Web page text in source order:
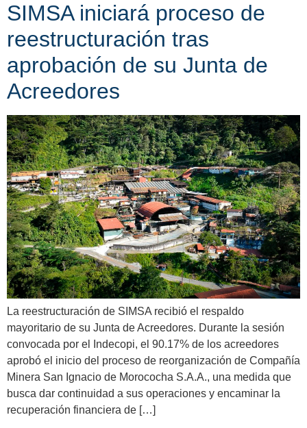
SIMSA iniciará proceso de
reestructuración tras
aprobación de su Junta de
Acreedores
La reestructuración de SIMSA recibió el respaldo
mayoritario de su Junta de Acreedores. Durante la sesión
convocada por el Indecopi, el 90.17% de los acreedores
aprobó el inicio del proceso de reorganización de Compañía
Minera San Ignacio de Morococha S.A.A., una medida que
busca dar continuidad a sus operaciones y encaminar la
recuperación financiera de […]